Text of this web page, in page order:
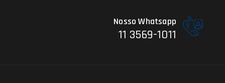
Nosso Whatsapp
11 3569-1011